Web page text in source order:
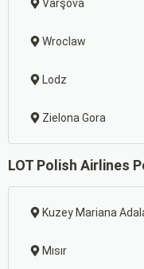
Varşova
Wroclaw
Lodz
Zielona Gora
LOT Polish Airlines
Kuzey Mariana
Mısır